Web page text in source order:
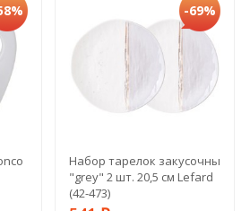
-69%
Набор тарелок закусочных
"grey" 2 шт. 20,5 см Lefard
(42-473)